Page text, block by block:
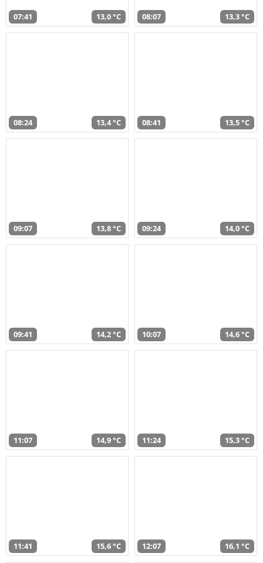
07:41 13,0 °C 08:07 13,3 °C
08:24 13,4 °C 08:41 13,5 °C
09:07 13,8 °C 09:24 14,0 °C
09:41 14,2 °C 10:07 14,6 °C
11:07 14,9 °C 11:24 15,3 °C
11:41 15,6 °C 12:07 16,1 °C